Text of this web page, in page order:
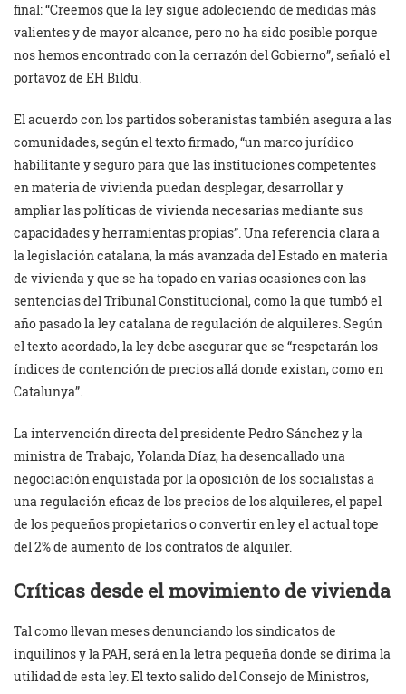
final: “Creemos que la ley sigue adoleciendo de medidas más
valientes y de mayor alcance, pero no ha sido posible porque
nos hemos encontrado con la cerrazón del Gobierno”, señaló el
portavoz de EH Bildu.
El acuerdo con los partidos soberanistas también asegura a las
comunidades, según el texto firmado, “un marco jurídico
habilitante y seguro para que las instituciones competentes
en materia de vivienda puedan desplegar, desarrollar y
ampliar las políticas de vivienda necesarias mediante sus
capacidades y herramientas propias”. Una referencia clara a
la legislación catalana, la más avanzada del Estado en materia
de vivienda y que se ha topado en varias ocasiones con las
sentencias del Tribunal Constitucional, como la que tumbó el
año pasado la ley catalana de regulación de alquileres. Según
el texto acordado, la ley debe asegurar que se “respetarán los
índices de contención de precios allá donde existan, como en
Catalunya”.
La intervención directa del presidente Pedro Sánchez y la
ministra de Trabajo, Yolanda Díaz, ha desencallado una
negociación enquistada por la oposición de los socialistas a
una regulación eficaz de los precios de los alquileres, el papel
de los pequeños propietarios o convertir en ley el actual tope
del 2% de aumento de los contratos de alquiler.
Críticas desde el movimiento de vivienda
Tal como llevan meses denunciando los sindicatos de
inquilinos y la PAH, será en la letra pequeña donde se dirima la
utilidad de esta ley. El texto salido del Consejo de Ministros,